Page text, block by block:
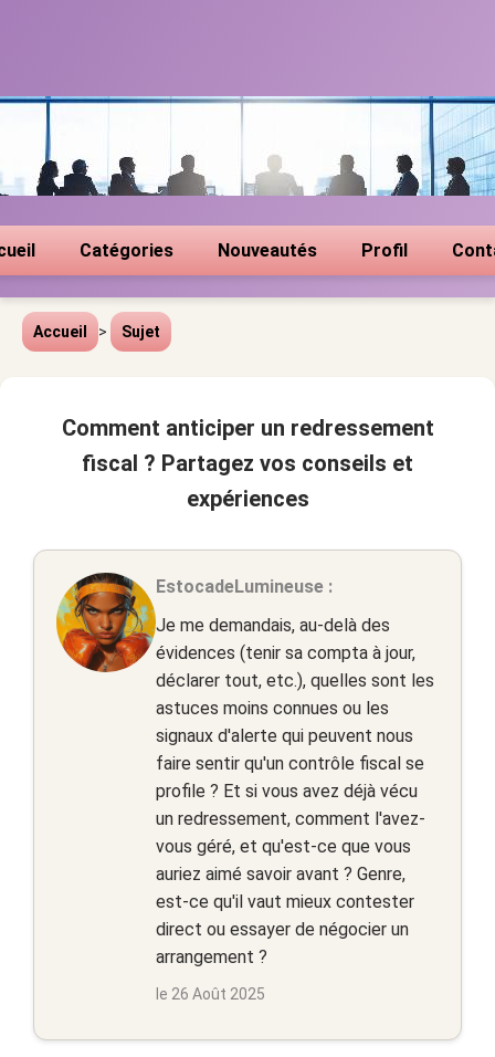
Catégories Nouveautés Profil
Accueil > Sujet
Comment anticiper un redressement
fiscal ? Partagez vos conseils et
expériences
EstocadeLumineuse :
Je me demandais, au-delà des
évidences (tenir sa compta à jour,
déclarer tout, etc.), quelles sont les
astuces moins connues ou les
signaux d'alerte qui peuvent nous
faire sentir qu'un contrôle fiscal se
profile ? Et si vous avez déjà vécu
un redressement, comment l'avez-
vous géré, et qu'est-ce que vous
auriez aimé savoir avant ? Genre,
est-ce qu'il vaut mieux contester
direct ou essayer de négocier un
arrangement ?
le 26 Août 2025